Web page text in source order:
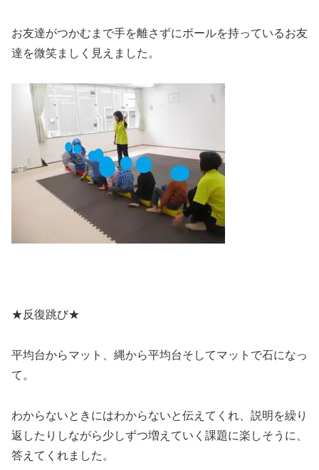
お友達がつかむまで手を離さずにボールを持っているお友
達を微笑ましく見えました。
★反復跳び★
平均台からマット、縄から平均台そしてマットで石になっ
て。
わからないときにはわからないと伝えてくれ、説明を繰り
返したりしながら少しずつ増えていく課題に楽しそうに、
答えてくれました。